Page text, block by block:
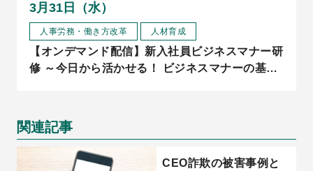
3月31日（水）
人事労務・働き方改革 人材育成
【オンデマンド配信】新入社員ビジネスマナー研
修 ～今日から活かせる！ ビジネスマナーの基本
関連記事
CEO詐欺の被害事例と